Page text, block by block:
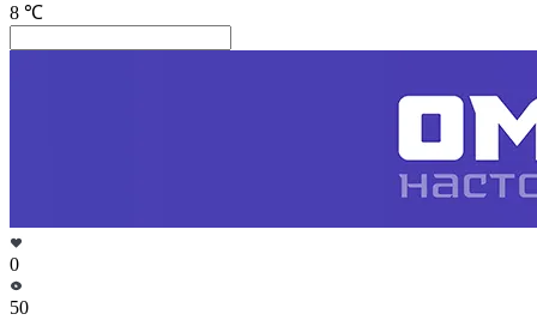
8 ℃
0
50